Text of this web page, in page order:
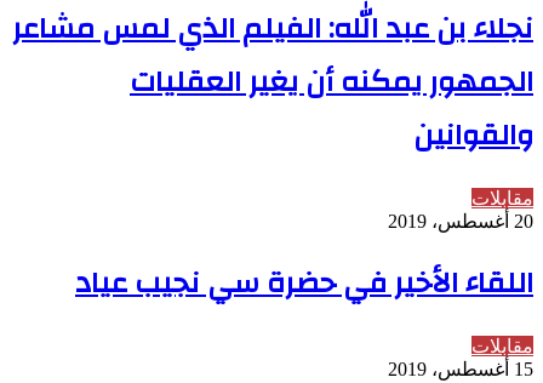
نجلاء بن عبد الله: الفيلم الذي لمس مشاعر
الجمهور يمكنه أن يغير العقليات
والقوانين
مقابلات
20 أغسطس، 2019
اللقاء الأخير في حضرة سي نجيب عياد
مقابلات
15 أغسطس، 2019